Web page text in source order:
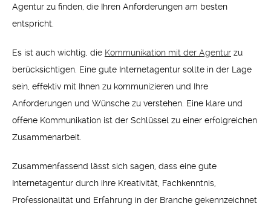
Agentur zu finden, die Ihren Anforderungen am besten
entspricht.
Es ist auch wichtig, die Kommunikation mit der Agentur zu
berücksichtigen. Eine gute Internetagentur sollte in der Lage
sein, effektiv mit Ihnen zu kommunizieren und Ihre
Anforderungen und Wünsche zu verstehen. Eine klare und
offene Kommunikation ist der Schlüssel zu einer erfolgreichen
Zusammenarbeit.
Zusammenfassend lässt sich sagen, dass eine gute
Internetagentur durch ihre Kreativität, Fachkenntnis,
Professionalität und Erfahrung in der Branche gekennzeichnet